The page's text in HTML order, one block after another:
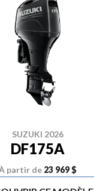
SUZUKI 2026
DF175A
partir de 23 969 $